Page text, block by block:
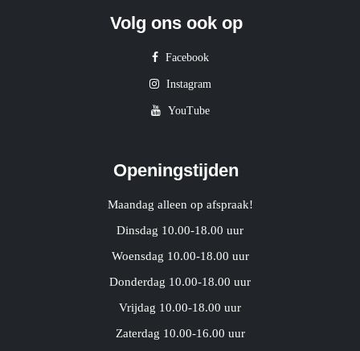
Volg ons ook op
Facebook
Instagram
YouTube
Openingstijden
Maandag alleen op afspraak!
Dinsdag 10.00-18.00 uur
Woensdag 10.00-18.00 uur
Donderdag 10.00-18.00 uur
Vrijdag 10.00-18.00 uur
Zaterdag 10.00-16.00 uur